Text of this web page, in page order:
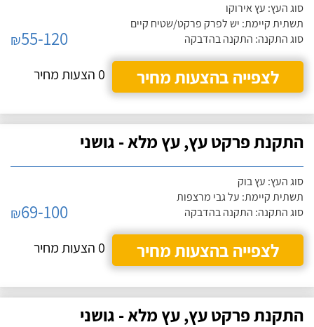
סוג העץ: עץ אירוקו
תשתית קיימת: יש לפרק פרקט/שטיח קיים
סוג התקנה: התקנה בהדבקה
₪55-120
לצפייה בהצעות מחיר
0 הצעות מחיר
התקנת פרקט עץ, עץ מלא - גושני
סוג העץ: עץ בוק
תשתית קיימת: על גבי מרצפות
סוג התקנה: התקנה בהדבקה
₪69-100
לצפייה בהצעות מחיר
0 הצעות מחיר
התקנת פרקט עץ, עץ מלא - גושני